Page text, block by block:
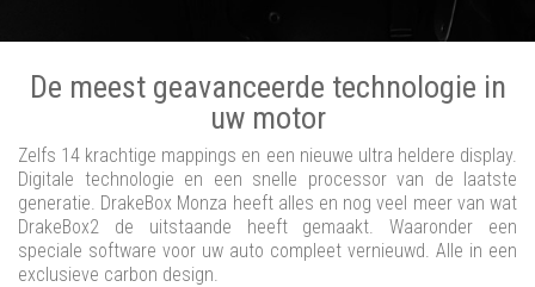
De meest geavanceerde technologie in
uw motor
Zelfs 14 krachtige mappings en een nieuwe ultra heldere display.
Digitale technologie en een snelle processor van de laatste
generatie. DrakeBox Monza heeft alles en nog veel meer van wat
DrakeBox2 de uitstaande heeft gemaakt. Waaronder een
speciale software voor uw auto compleet vernieuwd. Alle in een
exclusieve carbon design.